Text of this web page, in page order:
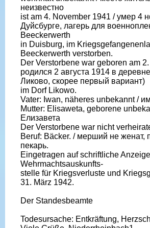
неизвестно
ist am 4. November 1941 / умер 4
Дуйсбурге, лагерь для
Beeckerwerth
in Duisburg, im
Beeckerwerth verstorben.
Der Verstorbene war geboren am
родился 2 августа 1914 в
Ликово, скорее первый вариант)
im Dorf Likowo.
Vater: Iwan, näheres unbekannt /
Mutter: Elisaweta, geborene
Елизавета
Der Verstorbene war nicht
Beruf: Bäcker. / мерший не женат,
пекарь.
Eingetragen auf schriftliche
Wehrmachtsauskunfts-
stelle für Kriegsverluste und
31. März 1942.
Der Standesbeamte
Todesursache: Entkräftung,